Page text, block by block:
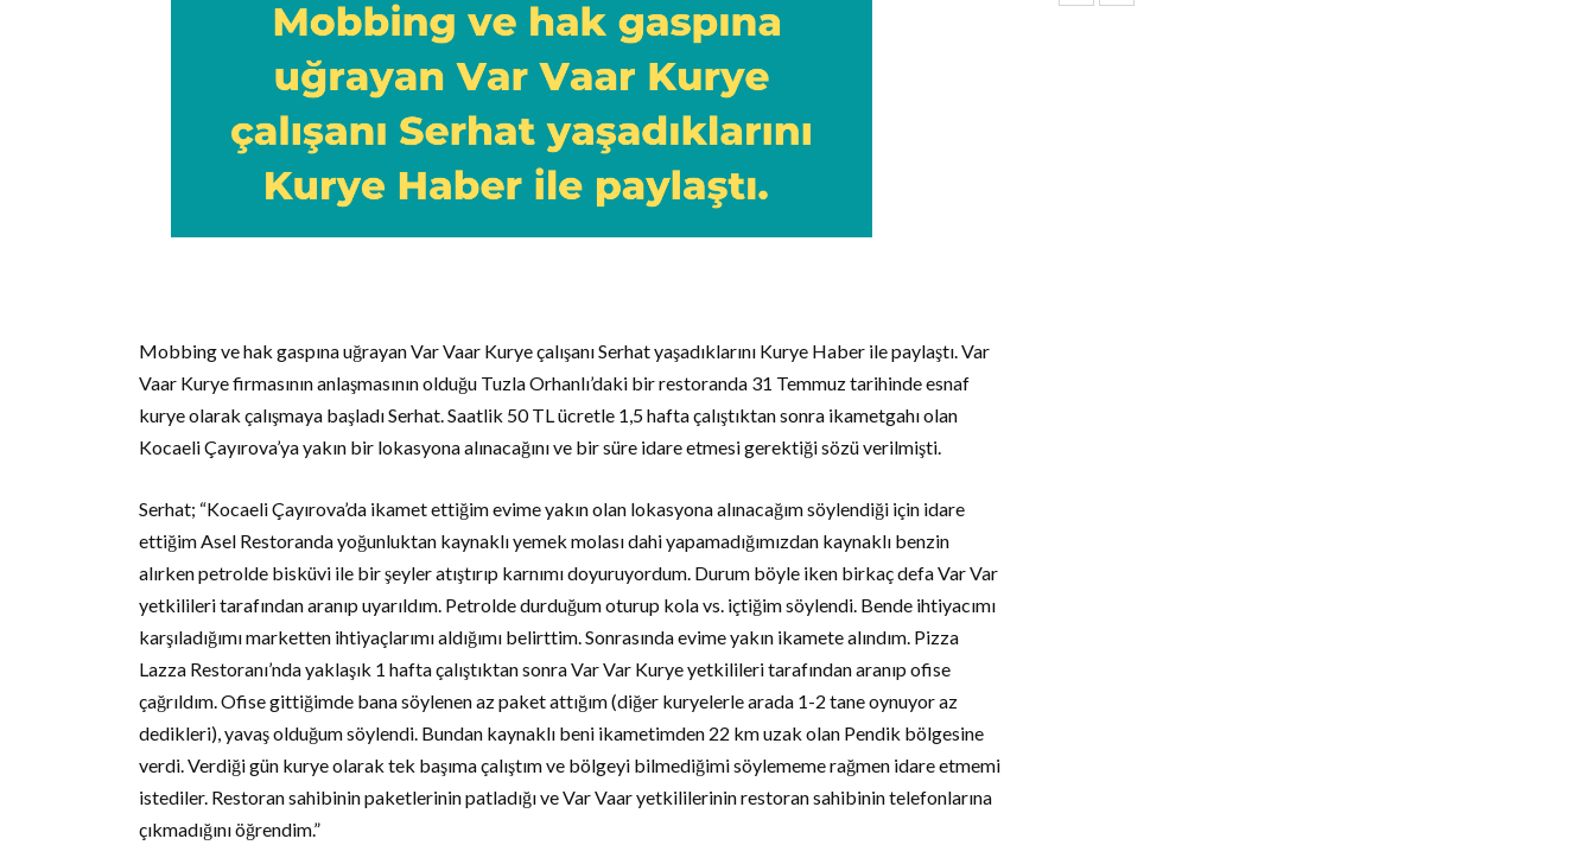
Mobbing ve hak gaspına uğrayan Var Vaar Kurye çalışanı Serhat yaşadıklarını Kurye Haber ile paylaştı. Var
Vaar Kurye firmasının anlaşmasının olduğu Tuzla Orhanlı’daki bir restoranda 31 Temmuz tarihinde esnaf
kurye olarak çalışmaya başladı Serhat. Saatlik 50 TL ücretle 1,5 hafta çalıştıktan sonra ikametgahı olan
Kocaeli Çayırova’ya yakın bir lokasyona alınacağını ve bir süre idare etmesi gerektiği sözü verilmişti.
Serhat; “Kocaeli Çayırova’da ikamet ettiğim evime yakın olan lokasyona alınacağım söylendiği için idare
ettiğim Asel Restoranda yoğunluktan kaynaklı yemek molası dahi yapamadığımızdan kaynaklı benzin
alırken petrolde bisküvi ile bir şeyler atıştırıp karnımı doyuruyordum. Durum böyle iken birkaç defa Var Var
yetkilileri tarafından aranıp uyarıldım. Petrolde durduğum oturup kola vs. içtiğim söylendi. Bende ihtiyacımı
karşıladığımı marketten ihtiyaçlarımı aldığımı belirttim. Sonrasında evime yakın ikamete alındım. Pizza
Lazza Restoranı’nda yaklaşık 1 hafta çalıştıktan sonra Var Var Kurye yetkilileri tarafından aranıp ofise
çağrıldım. Ofise gittiğimde bana söylenen az paket attığım (diğer kuryelerle arada 1-2 tane oynuyor az
dedikleri), yavaş olduğum söylendi. Bundan kaynaklı beni ikametimden 22 km uzak olan Pendik bölgesine
verdi. Verdiği gün kurye olarak tek başıma çalıştım ve bölgeyi bilmediğimi söylememe rağmen idare etmemi
istediler. Restoran sahibinin paketlerinin patladığı ve Var Vaar yetkililerinin restoran sahibinin telefonlarına
çıkmadığını öğrendim.”